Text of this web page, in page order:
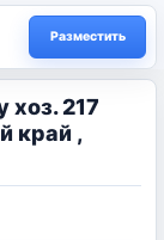
Разместить
хоз. 217
край ,